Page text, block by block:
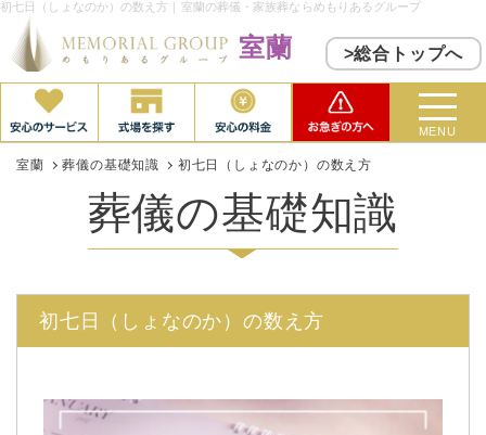
初七日（しょなのか）の数え方｜室蘭の葬儀・家族葬ならめもりあるグループ
室蘭 >総合トップへ
MENU
室蘭 葬儀の基礎知識 初七日（しょなのか）の数え方
葬儀の基礎知識
初七日（しょなのか）の数え方